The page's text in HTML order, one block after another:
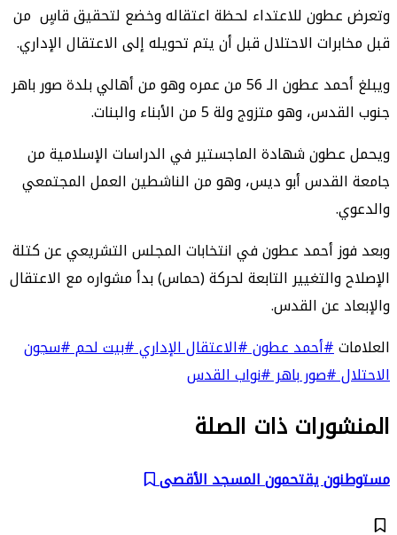
وتعرض عطون للاعتداء لحظة اعتقاله وخضع لتحقيق قاسٍ من
قبل مخابرات الاحتلال قبل أن يتم تحويله إلى الاعتقال الإداري.
ويبلغ أحمد عطون الـ 56 من عمره وهو من أهالي بلدة صور باهر
جنوب القدس، وهو متزوج ولة 5 من الأبناء والبنات.
ويحمل عطون شهادة الماجستير في الدراسات الإسلامية من
جامعة القدس أبو ديس، وهو من الناشطين العمل المجتمعي
والدعوي.
وبعد فوز أحمد عطون في انتخابات المجلس التشريعي عن كتلة
الإصلاح والتغيير التابعة لحركة (حماس) بدأ مشواره مع الاعتقال
والإبعاد عن القدس.
العلامات#أحمد عطون#الاعتقال الإداري#بيت لحم#سجون
الاحتلال#صور باهر#نواب القدس
المنشورات ذات الصلة
مستوطنون يقتحمون المسجد الأقصى